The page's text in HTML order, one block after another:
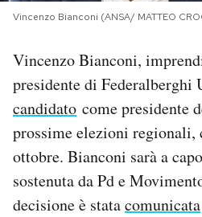
AREA PERSONALE
Area Personale
Newsletter
Vincenzo Bianconi (ANSA/ MATTEO
Vincenzo Bianconi,
presidente di Federalberghi
candidato come presidente
prossime elezioni regionali,
ottobre. Bianconi sarà a
sostenuta da Pd e
decisione è statacomunicata